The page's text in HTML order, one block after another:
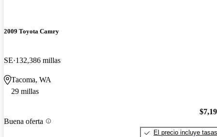
2009 Toyota Camry
SE 132,386 millas
Tacoma, WA
29 millas
Buena oferta
El precio incluye tasas